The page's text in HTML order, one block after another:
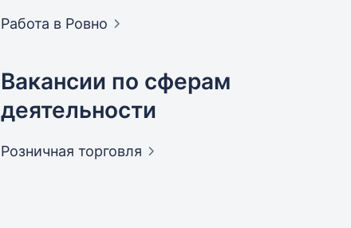
Работа в Ровно
Вакансии по сферам
деятельности
Розничная торговля